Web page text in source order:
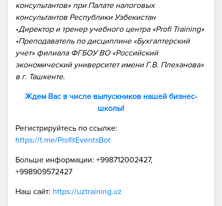
консультантов» при Палате налоговых
консультантов Республики Узбекистан
•Директор и тренер учебного центра «Profi Training»
•Преподаватель по дисциплине «Бухгалтерский
учет» филиала ФГБОУ ВО «Российский
экономический университет имени Г.В. Плеханова»
в г. Ташкенте.
Ждем Вас в числе выпускников нашей бизнес-
школы!
Регистрируйтесь по ссылке:
https://t.me/ProfitEventsBot
Больше информации: +998712002427,
+998909572427
Наш сайт: https://uztraining.uz